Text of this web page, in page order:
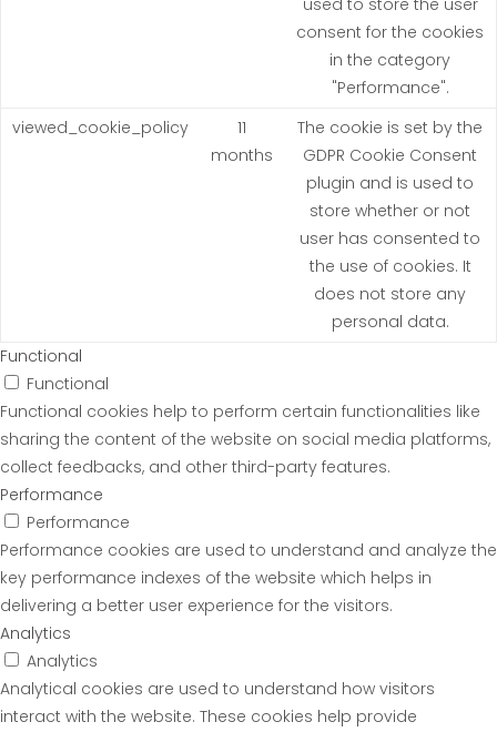
used to store the user
consent for the cookies
in the category
"Performance".
viewed_cookie_policy
11
months
The cookie is set by the
GDPR Cookie Consent
plugin and is used to
store whether or not
user has consented to
the use of cookies. It
does not store any
personal data.
Functional
Functional
Functional cookies help to perform certain functionalities like
sharing the content of the website on social media platforms,
collect feedbacks, and other third-party features.
Performance
Performance
Performance cookies are used to understand and analyze the
key performance indexes of the website which helps in
delivering a better user experience for the visitors.
Analytics
Analytics
Analytical cookies are used to understand how visitors
interact with the website. These cookies help provide